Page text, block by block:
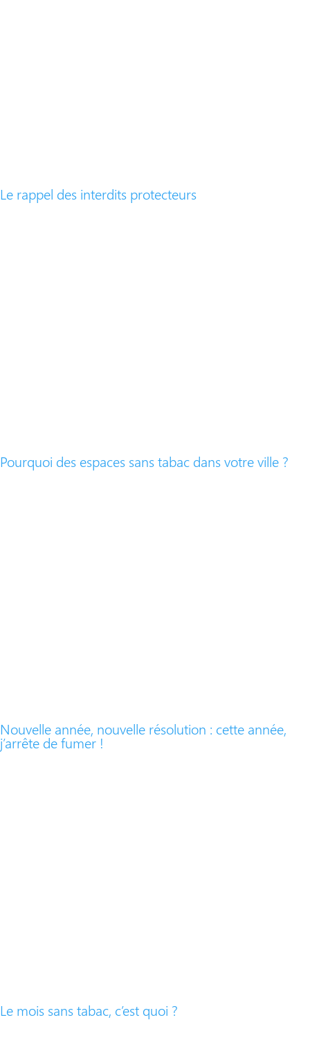
Le rappel des interdits protecteurs
Pourquoi des espaces sans tabac dans votre ville ?
Nouvelle année, nouvelle résolution : cette année,
j’arrête de fumer !
Le mois sans tabac, c’est quoi ?